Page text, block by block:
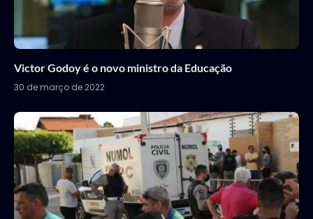
Victor Godoy é o novo ministro da Educação
30 de março de 2022